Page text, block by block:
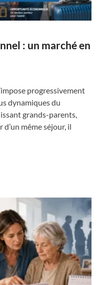
: un marché en
progressivement
dynamiques du
grands-parents,
même séjour, il